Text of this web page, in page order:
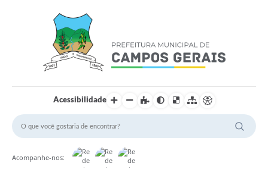
Acessibilidade
Acompanhe-nos: